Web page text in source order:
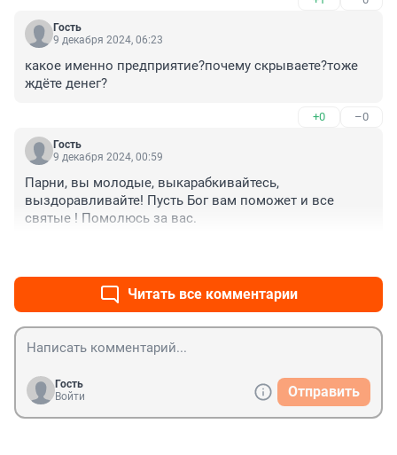
Гость
9 декабря 2024, 06:23
какое именно предприятие?почему скрываете?тоже
ждёте денег?
+0 –0
Гость
9 декабря 2024, 00:59
Парни, вы молодые, выкарабкивайтесь,
выздоравливайте! Пусть Бог вам поможет и все
святые ! Помолюсь за вас.
Читать все комментарии
Гость
Войти
Отправить